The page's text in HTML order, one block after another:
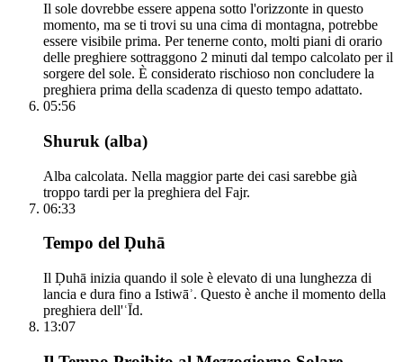
Il sole dovrebbe essere appena sotto l'orizzonte in questo
momento, ma se ti trovi su una cima di montagna, potrebbe
essere visibile prima. Per tenerne conto, molti piani di orario
delle preghiere sottraggono 2 minuti dal tempo calcolato per il
sorgere del sole. È considerato rischioso non concludere la
preghiera prima della scadenza di questo tempo adattato.
05:56
Shuruk (alba)
Alba calcolata. Nella maggior parte dei casi sarebbe già
troppo tardi per la preghiera del Fajr.
06:33
Tempo del Ḍuhā
Il Ḍuhā inizia quando il sole è elevato di una lunghezza di
lancia e dura fino a Istiwāʾ. Questo è anche il momento della
preghiera dell'ʿĪd.
13:07